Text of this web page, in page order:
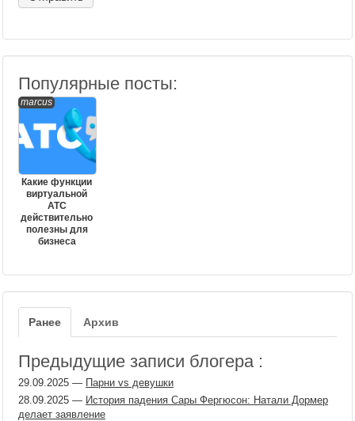
Популярные посты:
marcus
Какие функции
виртуальной
АТС
действительно
полезны для
бизнеса
Ранее Архив
Предыдущие записи блогера :
29.09.2025 — Парни vs девушки
28.09.2025 — История падения Сары Фергюсон: Натали Дормер
делает заявление